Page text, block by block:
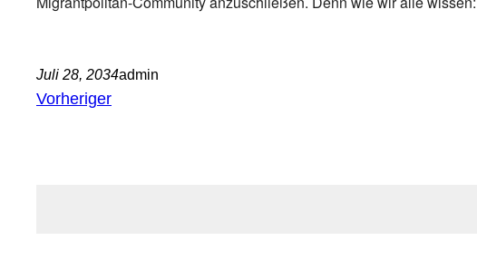
Juli 28, 2034admin
Vorheriger